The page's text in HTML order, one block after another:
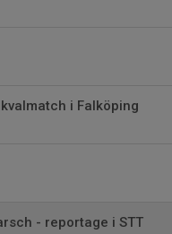
i Falköping
- reportage i STT